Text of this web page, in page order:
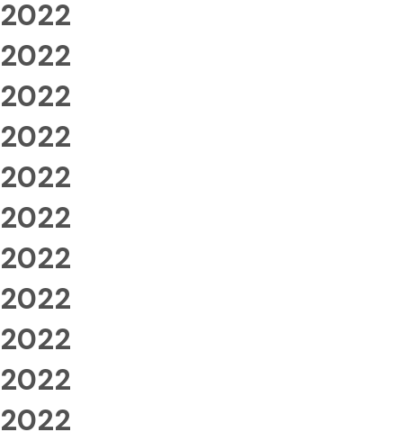
2022
2022
2022
2022
2022
2022
2022
2022
2022
2022
2022